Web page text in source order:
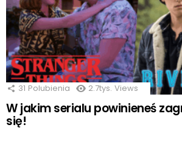
31 Polubienia 2.7tys. Views
W jakim serialu powinieneś
się!